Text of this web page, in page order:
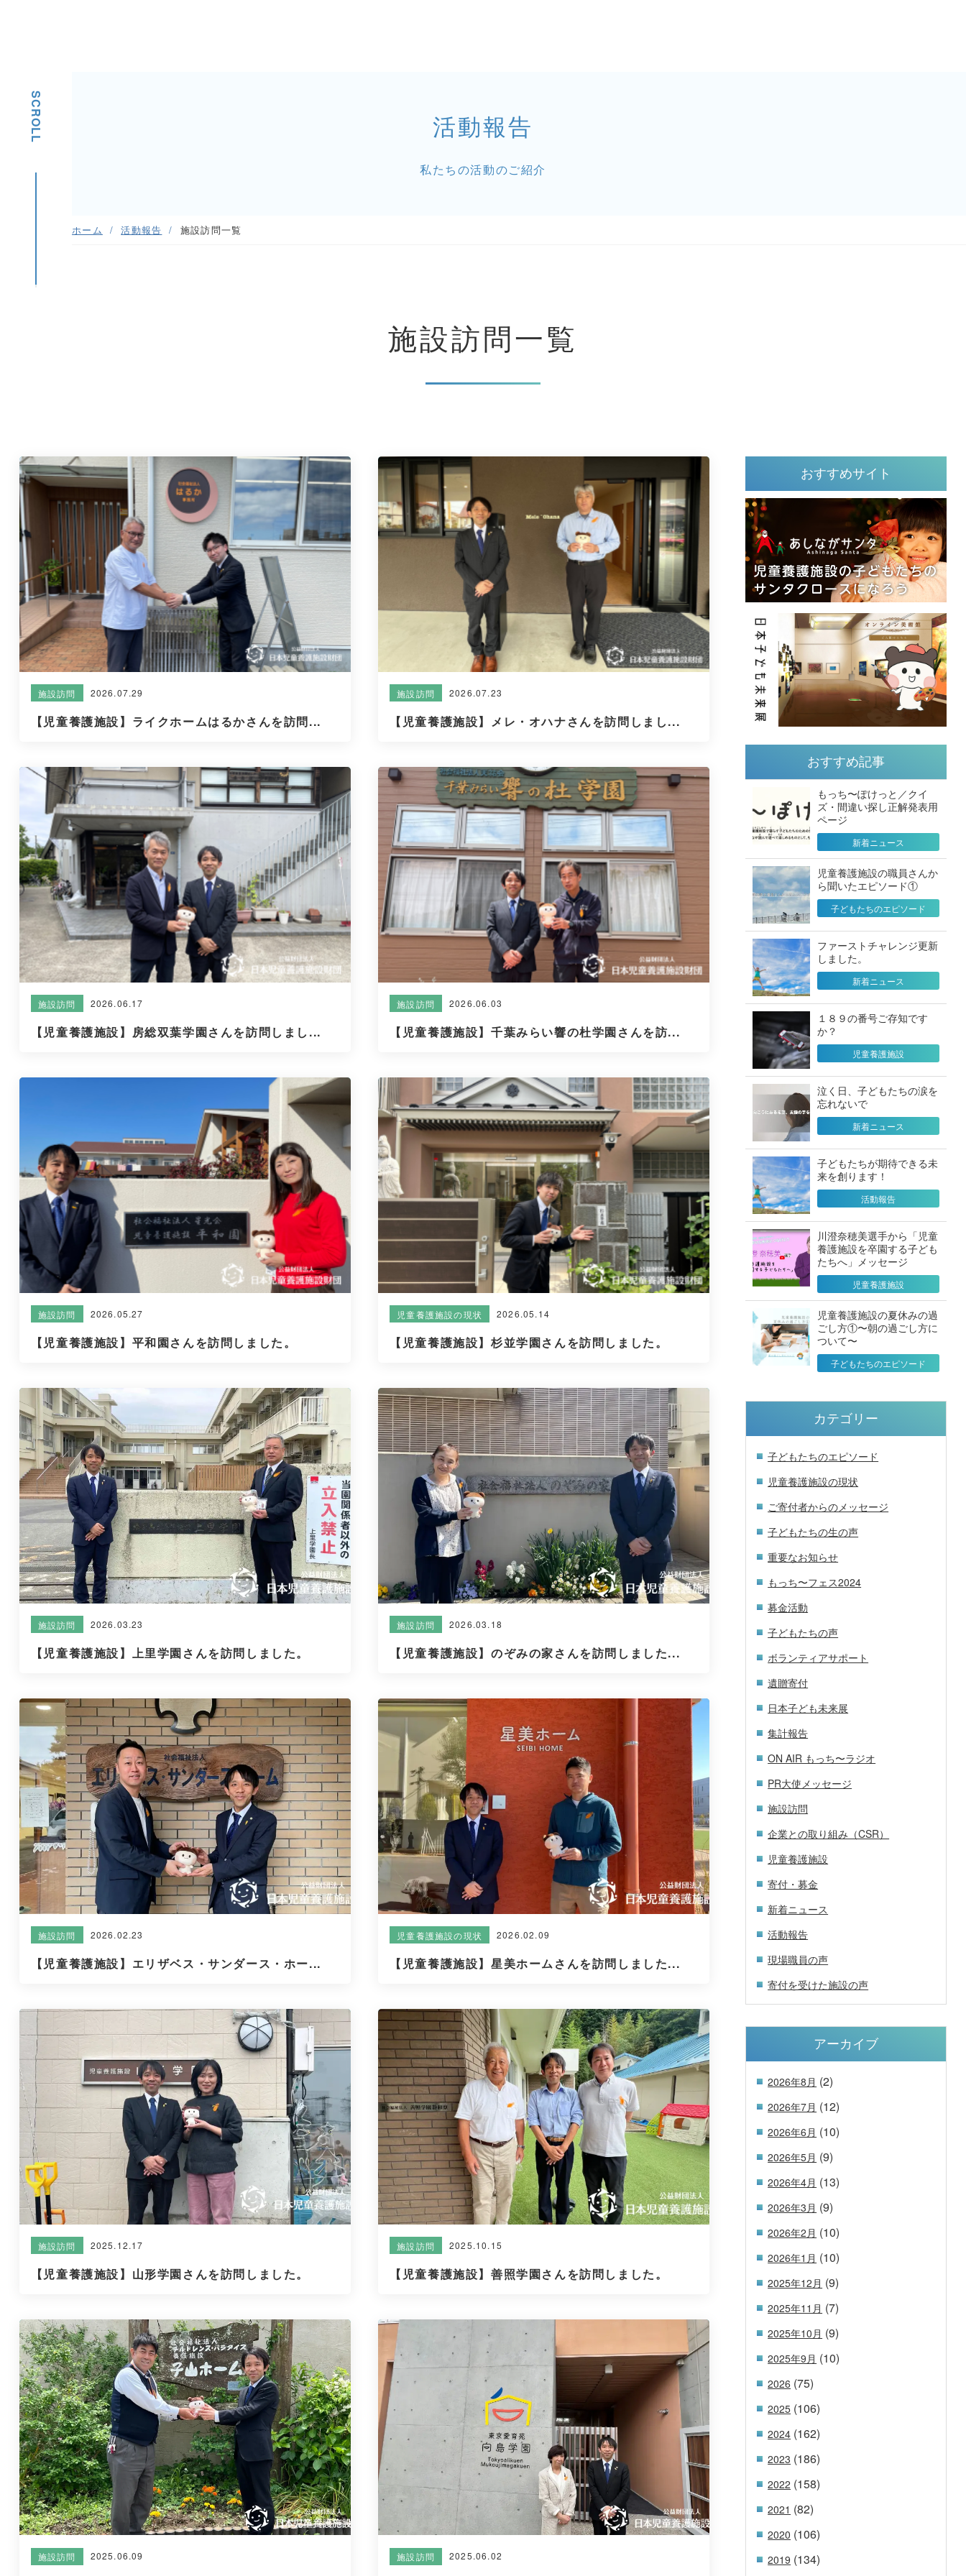
SCROLL 活動報告
私たちの活動のご紹介
ホーム 活動報告 施設訪問一覧
施設訪問 一覧
施設訪問 2026.07.29
【児童養護施設】ライクホームはるかさんを訪問...
施設訪問 2026.07.23
【児童養護施設】メレ・オハナさんを訪問しまし...
施設訪問 2026.06.17
【児童養護施設】房総双葉学園さんを訪問しまし...
施設訪問 2026.06.03
【児童養護施設】千葉みらい響の杜学園さんを訪...
施設訪問 2026.05.27
【児童養護施設】平和園さんを訪問しました。
児童養護施設の現状 2026.05.14
【児童養護施設】杉並学園さんを訪問しました。
施設訪問 2026.03.23
【児童養護施設】上里学園さんを訪問しました。
施設訪問 2026.03.18
【児童養護施設】のぞみの家さんを訪問しました...
施設訪問 2026.02.23
【児童養護施設】エリザベス・サンダース・ホー...
児童養護施設の現状 2026.02.09
【児童養護施設】星美ホームさんを訪問しました...
施設訪問 2025.12.17
【児童養護施設】山形学園さんを訪問しました。
施設訪問 2025.10.15
【児童養護施設】善照学園さんを訪問しました。
施設訪問 2025.06.09 施設訪問 2025.06.02
おすすめサイト
おすすめ記事
もっち〜ぽけっと／クイ
ズ・間違い探し正解発表用
ページ
新着ニュース
児童養護施設の職員さんか
ら聞いたエピソード①
子どもたちのエピソード
ファーストチャレンジ更新
しました。
新着ニュース
１８９の番号ご存知です
か？
児童養護施設
泣く日、子どもたちの涙を
忘れないで
新着ニュース
子どもたちが期待できる未
来を創ります！
活動報告
川澄奈穂美選手から「児童
養護施設を卒園する子ども
たちへ」メッセージ
児童養護施設
児童養護施設の夏休みの過
ごし方①〜朝の過ごし方に
ついて〜
子どもたちのエピソード
カテゴリー
子どもたちのエピソード
児童養護施設の現状
ご寄付者からのメッセージ
子どもたちの生の声
重要なお知らせ
もっち〜フェス2024
募金活動
子どもたちの声
ボランティアサポート
遺贈寄付
日本子ども未来展
集計報告
ON AIR もっち〜ラジオ
PR大使メッセージ
施設訪問
企業との取り組み（CSR）
児童養護施設
寄付・募金
新着ニュース
活動報告
現場職員の声
寄付を受けた施設の声
アーカイブ
2026年8月 (2)
2026年7月 (12)
2026年6月 (10)
2026年5月 (9)
2026年4月 (13)
2026年3月 (9)
2026年2月 (10)
2026年1月 (10)
2025年12月 (9)
2025年11月 (7)
2025年10月 (9)
2025年9月 (10)
2026 (75)
2025 (106)
2024 (162)
2023 (186)
2022 (158)
2021 (82)
2020 (106)
2019 (134)